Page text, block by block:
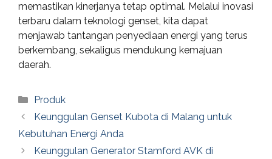
memastikan kinerjanya tetap optimal. Melalui inovasi
terbaru dalam teknologi genset, kita dapat
menjawab tantangan penyediaan energi yang terus
berkembang, sekaligus mendukung kemajuan
daerah.
Categories
Produk
Keunggulan Genset Kubota di Malang untuk
Kebutuhan Energi Anda
Keunggulan Generator Stamford AVK di